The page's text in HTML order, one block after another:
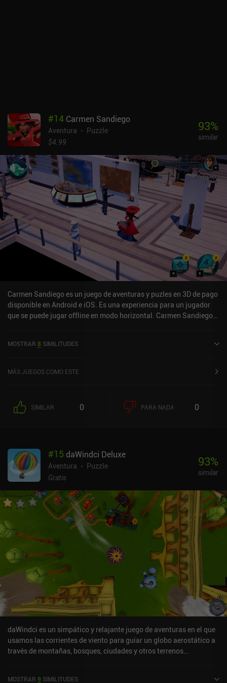
#14 Carmen Sandiego
Aventura
Puzzle
$4.99
93%
similar
Carmen Sandiego es un juego de aventuras y puzles en 3D de pago
disponible en Android e iOS. Es una experiencia para un jugador
que se puede jugar offline en modo horizontal. Carmen Sandiego
MOSTRAR 8 SIMILITUDES
MÁS JUEGOS COMO ESTE
SIMILAR 0 PARA NADA 0
#15 daWindci Deluxe
Aventura
Puzzle
Gratis
93%
similar
daWindci es un simpático y relajante juego de aventuras en el que
usamos las corrientes de viento para guiar un globo aerostático a
través de montañas, bosques, ciudades y otros terrenos
MOSTRAR 9 SIMILITUDES